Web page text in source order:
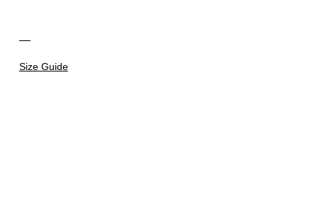
Size Guide